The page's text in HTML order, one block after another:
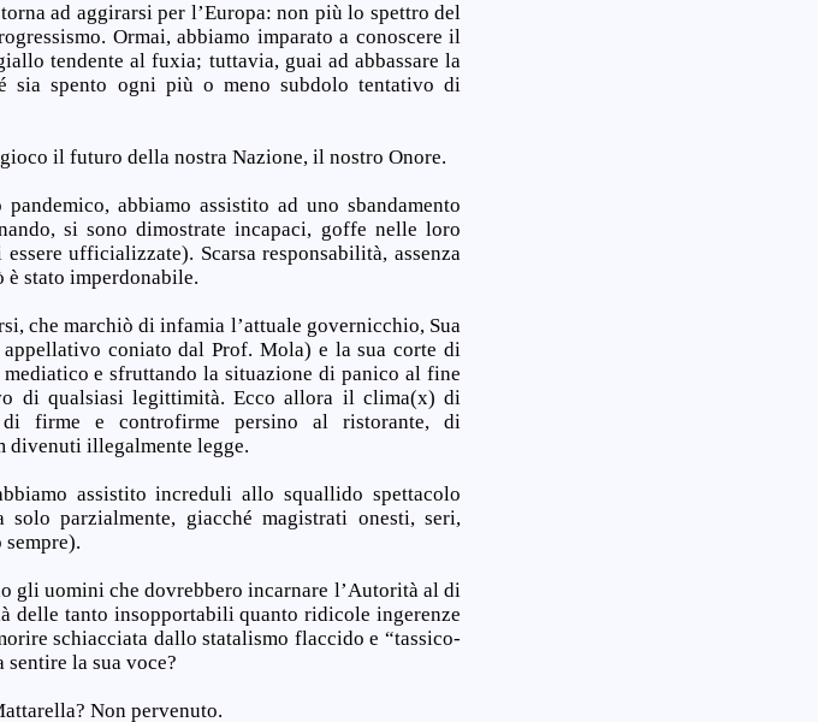
ad aggirarsi per l’Europa: non più lo spettro del
Ormai, abbiamo imparato a conoscere il
tendente al fuxia; tuttavia, guai ad abbassare la
sia spento ogni più o meno subdolo tentativo di
il futuro della nostra Nazione, il nostro Onore.
abbiamo assistito ad uno sbandamento
si sono dimostrate incapaci, goffe nelle loro
ufficializzate). Scarsa responsabilità, assenza
stato imperdonabile.
che marchiò di infamia l’attuale governicchio, Sua
coniato dal Prof. Mola) e la sua corte di
e sfruttando la situazione di panico al fine
di qualsiasi legittimità. Ecco allora il clima(x) di
firme e controfirme persino al ristorante, di
divenuti illegalmente legge.
assistito increduli allo squallido spettacolo
parzialmente, giacché magistrati onesti, seri,
gli uomini che dovrebbero incarnare l’Autorità al di
delle tanto insopportabili quanto ridicole ingerenze
schiacciata dallo statalismo flaccido e “tassico-
sentire la sua voce?
Non pervenuto.